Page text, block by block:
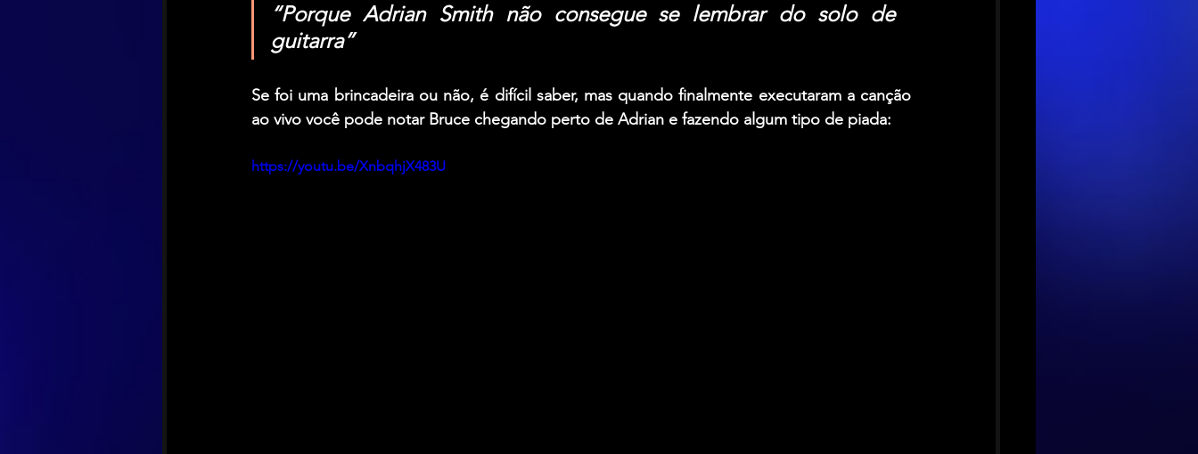
“Porque Adrian Smith não consegue se lembrar do solo de
guitarra”
Se foi uma brincadeira ou não, é difícil saber, mas quando finalmente executaram a canção
ao vivo você pode notar Bruce chegando perto de Adrian e fazendo algum tipo de piada:
https://youtu.be/XnbqhjX483U